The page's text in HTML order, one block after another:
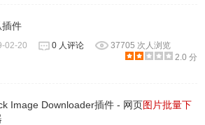
插件
02-20 0 人评论
37705 次人浏览
2.0 分
Image Downloader插件 - 网页图片批量下